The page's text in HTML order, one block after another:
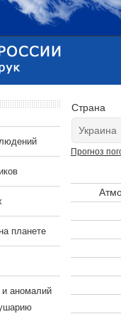
Страна
Прогноз
планете
и аномалий